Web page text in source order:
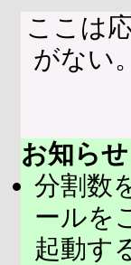
ここは
がない
お知らせ
分割数
ールを
起動す